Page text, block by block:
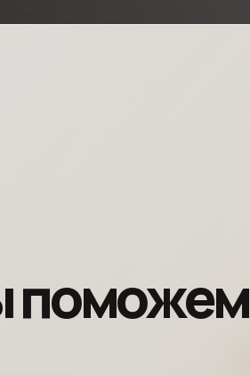
поможем